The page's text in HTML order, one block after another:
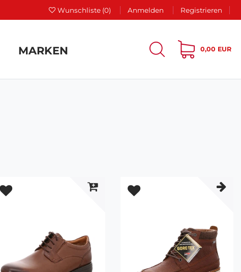
Wunschliste (0) Anmelden Registrieren
MARKEN 0,00 EUR